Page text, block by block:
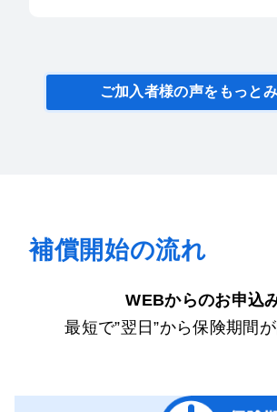
ご加入者様の声をもっと
補償開始の流れ
WEBからのお申込
最短で”翌日”から保険期間が